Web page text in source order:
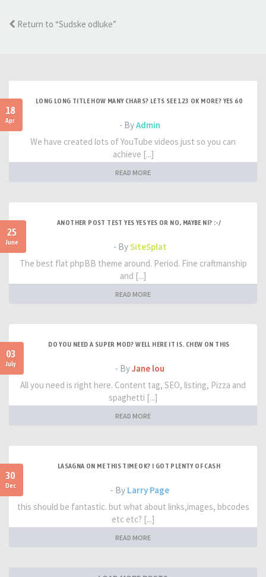
Return to “Sudske odluke”
18
Apr
LONG LONG TITLE HOW MANY CHARS? LETS SEE 123 OK MORE? YES 60
- ByAdmin
We have created lots of YouTube videos just so you can
achieve [...]
READ MORE
25
June
ANOTHER POST TEST YES YES YES OR NO, MAYBE NI? :-/
- BySiteSplat
The best flat phpBB theme around. Period. Fine craftmanship
and [...]
READ MORE
03
July
DO YOU NEED A SUPER MOD? WELL HERE IT IS. CHEW ON THIS
- ByJane lou
All you need is right here. Content tag, SEO, listing, Pizza and
spaghetti [...]
READ MORE
30
Dec
LASAGNA ON ME THIS TIME OK? I GOT PLENTY OF CASH
- By Larry Page
this should be fantastic. but what about links,images, bbcodes
etc etc? [...]
READ MORE